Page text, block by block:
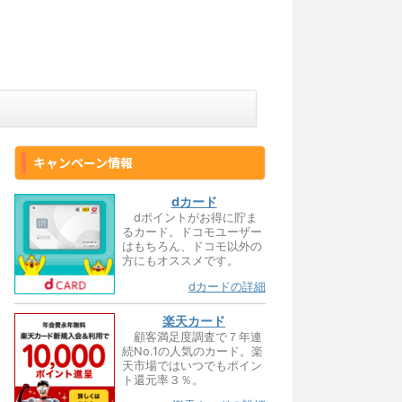
キャンペーン情報
dカード
dポイントがお得に貯ま
るカード。ドコモユーザー
はもちろん、ドコモ以外の
方にもオススメです。
dカードの詳細
楽天カード
顧客満足度調査で７年連
続No.1の人気のカード。楽
天市場ではいつでもポイン
ト還元率３％。